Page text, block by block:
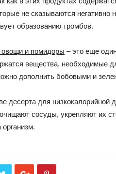
не сказываются негативно
образованию тромбов.
и помидоры – это еще
вещества, необходимые
дополнить бобовыми и
десерта для низкокалорийной
сосуды, укрепляют их